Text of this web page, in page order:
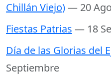
Chillán Viejo)— 20
Fiestas Patrias — 18
Día de las Glorias del
Septiembre